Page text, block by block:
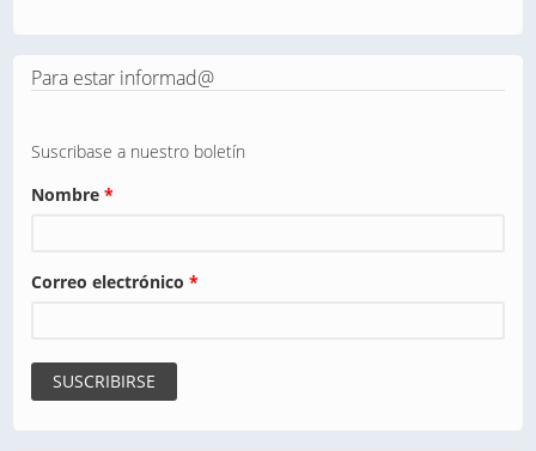
Para estar informad@
Suscribase a nuestro boletín
Nombre *
Correo electrónico *